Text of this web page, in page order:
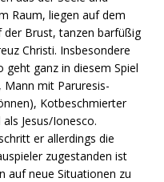
Raum, liegen auf dem
der Brust, tanzen barfüßig
Christi. Insbesondere
ganz in diesem Spiel
Mann mit Paruresis-
Kotbeschmierter
Jesus/Ionesco.
er allerdings die
zugestanden ist
auf neue Situationen zu